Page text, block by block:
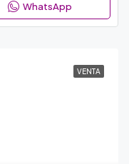
WhatsApp
VENTA